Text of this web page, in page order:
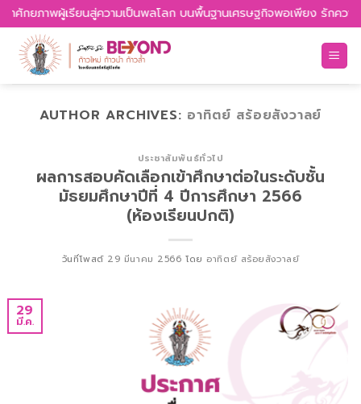
Skip
to
content
พผู้เรียนสู่ความเป็นพลโลก บนพื้นฐานเศรษฐกิจพอเพียง รักความเป็นไ
AUTHOR ARCHIVES: อาทิตย์ สร้อยสังวาลย์
ประชาสัมพันธ์ทั่วไป
ผลการสอบคัดเลือกเข้าศึกษาต่อในระดับชั้น
มัธยมศึกษาปีที่ 4 ปีการศึกษา 2566
(ห้องเรียนปกติ)
วันที่โพสต์ 29 มีนาคม 2566 โดย อาทิตย์ สร้อยสังวาลย์
29
มี.ค.